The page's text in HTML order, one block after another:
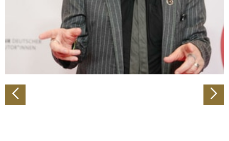
Wir verwenden Cookies, um Inhalte und Anzeigen zu
personalisieren, Funktionen für soziale Medien anbieten
zu können und die Zugriffe auf unsere Website zu
analysieren. Außerdem geben wir Informationen zu Ihrer
Verwendung unserer Website an unsere Partner für
Partner führen diese Informationen möglicherweise mit
weiteren Daten zusammen, die Sie ihnen bereitgestellt